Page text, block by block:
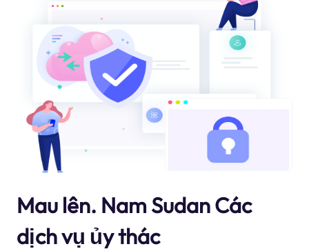
Mau lên. Nam Sudan Các
dịch vụ ủy thác